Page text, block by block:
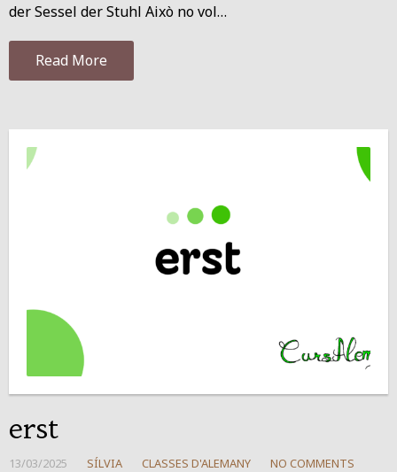
der Sessel der Stuhl Això no vol…
Read More
erst
13/03/2025 SÍLVIA CLASSES D'ALEMANY NO COMMENTS